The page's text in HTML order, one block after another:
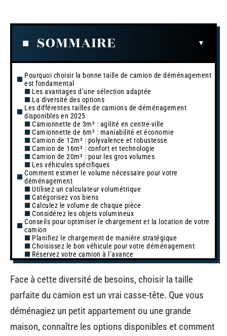
SOMMAIRE
Pourquoi choisir la bonne taille de camion de déménagement
est fondamental
Les avantages d’une sélection adaptée
La diversité des options
Les différentes tailles de camions de déménagement
disponibles en 2025
Camionnette de 3m³ : agilité en centre-ville
Camionnette de 6m³ : maniabilité et économie
Camion de 12m³ : polyvalence et robustesse
Camion de 16m³ : confort et technologie
Camion de 20m³ : pour les gros volumes
Les véhicules spécifiques
Comment estimer le volume nécessaire pour votre
déménagement
Utilisez un calculateur volumétrique
Catégorisez vos biens
Calculez le volume de chaque pièce
Considérez les objets volumineux
Conseils pour optimiser le chargement et la location de votre
camion
Planifiez le chargement de manière stratégique
Choisissez le bon véhicule pour votre déménagement
Réservez votre camion à l’avance
Face à cette diversité de besoins, choisir la taille
parfaite du camion est un vrai casse-tête. Que vous
déménagiez un petit appartement ou une grande
maison, connaître les options disponibles et comment